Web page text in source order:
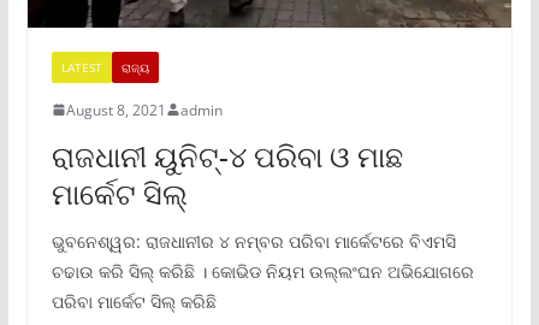
LATEST ରାଜ୍ୟ
August 8, 2021 admin
ରାଜଧାନୀ ୟୁନିଟ୍‌-୪ ପରିବା ଓ ମାଛ
ମାର୍କେଟ ସିଲ୍
ଭୁବନେଶ୍ୱର: ରାଜଧାନୀର ୪ ନମ୍ବର ପରିବା ମାର୍କେଟରେ ବିଏମସି
ଚଢାଉ କରି ସିଲ୍ କରିଛି । କୋଭିଡ ନିୟମ ଉଲ୍ଲଂଘନ ଅଭିଯୋଗରେ
ପରିବା ମାର୍କେଟ ସିଲ୍ କରିଛି